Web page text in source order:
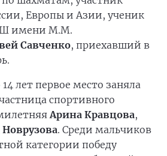
Европы и Азии, ученик
имени М.М.
Савченко, приехавший в
лет первое место заняла
спортивного
Арина Кравцова,
Новрузова. Среди мальчиков
категории победу